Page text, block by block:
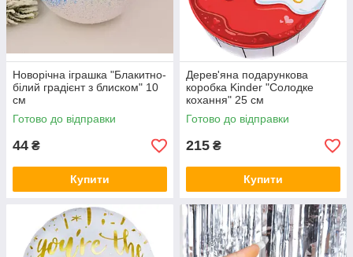
Новорічна іграшка "Блакитно-
білий градієнт з блиском" 10
см
Готово до відправки
44 ₴
Купити
Дерев'яна подарункова
коробка Kinder "Солодке
кохання" 25 см
Готово до відправки
215 ₴
Купити